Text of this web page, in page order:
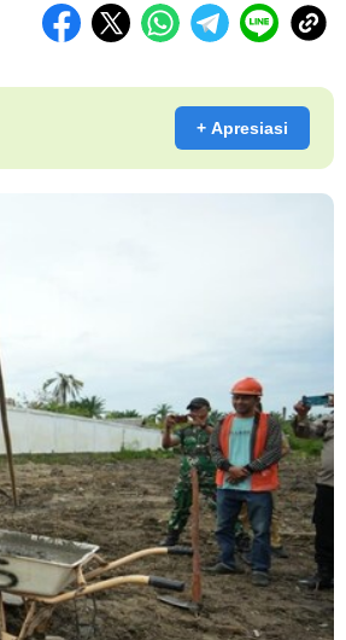
+ Apresiasi